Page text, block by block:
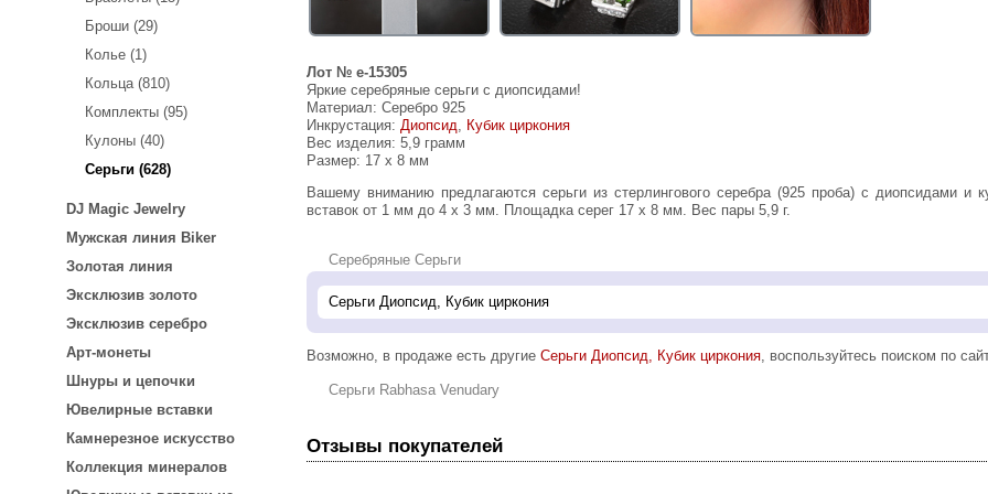
Броши (29)
Колье (1)
Кольца (810)
Комплекты (95)
Кулоны (40)
Серьги (628)
DJ Magic Jewelry
Мужская линия Biker
Золотая линия
Эксклюзив золото
Эксклюзив серебро
Арт-монеты
Шнуры и цепочки
Ювелирные вставки
Камнерезное искусство
Коллекция минералов
Лот № e-15305
Яркие серебряные серьги с диопсидами!
Материал: Серебро 925
Инкрустация: Диопсид, Кубик циркония
Вес изделия: 5,9 грамм
Размер: 17 х 8 мм
Вашему вниманию предлагаются серьги из стерлингового серебра (925 проба) с диопсидами и кубиком циркония! Размеры
вставок от 1 мм до 4 х 3 мм. Площадка серег 17 х 8 мм. Вес пары 5,9 г.
Серебряные Серьги
Возможно, в продаже есть другие Серьги Диопсид, Кубик циркония , воспользуйтесь поиском по
Серьги Rabhasa Venudary
Отзывы покупателей